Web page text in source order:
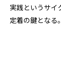
実践というサイ
定着の鍵となる。